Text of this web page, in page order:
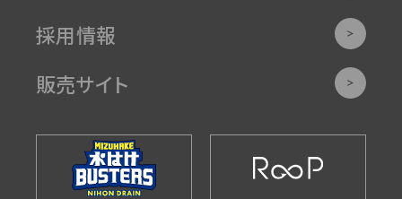
採用情報
販売サイト